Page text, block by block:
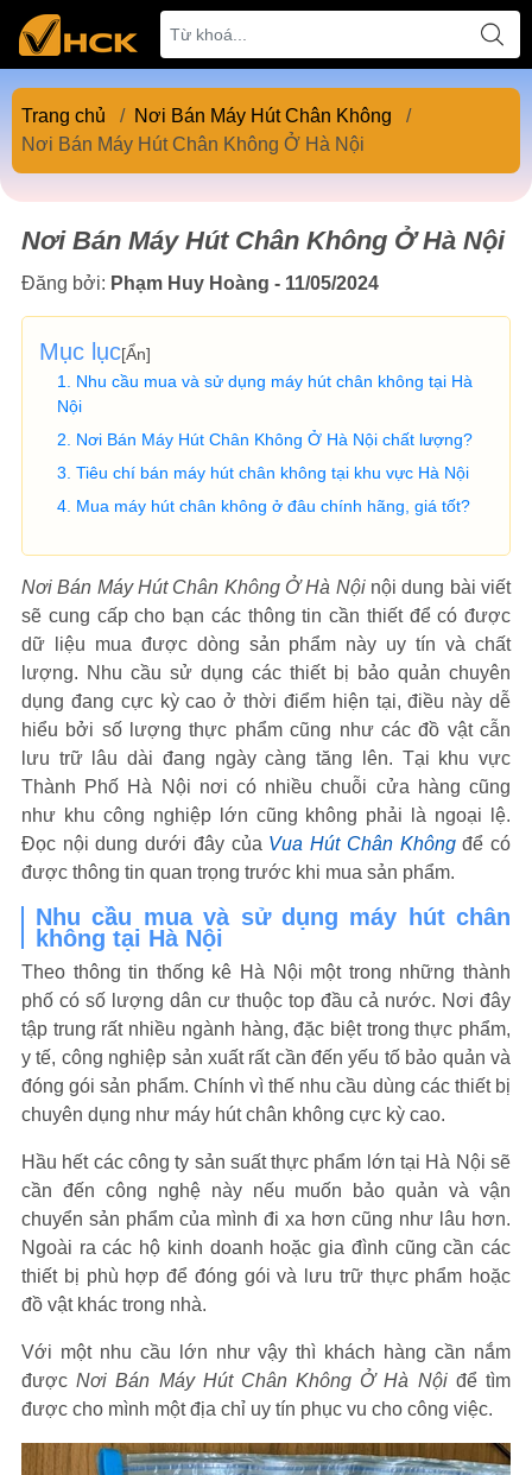
Trang chủ / Nơi Bán Máy Hút Chân Không
/
Nơi Bán Máy Hút Chân Không Ở Hà Nội
Nơi Bán Máy Hút Chân Không Ở Hà Nội
Đăng bởi: Phạm Huy Hoàng - 11/05/2024
Mục lục[Ẩn]
Nhu cầu mua và sử dụng máy hút chân không tại Hà
Nội
Nơi Bán Máy Hút Chân Không Ở Hà Nội chất lượng?
Tiêu chí bán máy hút chân không tại khu vực Hà Nội
Mua máy hút chân không ở đâu chính hãng, giá tốt?
Nơi Bán Máy Hút Chân Không Ở Hà Nội nội dung bài viết
sẽ cung cấp cho bạn các thông tin cần thiết để có được
dữ liệu mua được dòng sản phẩm này uy tín và chất
lượng. Nhu cầu sử dụng các thiết bị bảo quản chuyên
dụng đang cực kỳ cao ở thời điểm hiện tại, điều này dễ
hiểu bởi số lượng thực phẩm cũng như các đồ vật cẫn
lưu trữ lâu dài đang ngày càng tăng lên. Tại khu vực
Thành Phố Hà Nội nơi có nhiều chuỗi cửa hàng cũng
như khu công nghiệp lớn cũng không phải là ngoại lệ.
Đọc nội dung dưới đây của Vua Hút Chân Khôngđể có
được thông tin quan trọng trước khi mua sản phẩm.
Nhu cầu mua và sử dụng máy hút chân
không tại Hà Nội
Theo thông tin thống kê Hà Nội một trong những thành
phố có số lượng dân cư thuộc top đầu cả nước. Nơi đây
tập trung rất nhiều ngành hàng, đặc biệt trong thực phẩm,
y tế, công nghiệp sản xuất rất cần đến yếu tố bảo quản và
đóng gói sản phẩm. Chính vì thế nhu cầu dùng các thiết bị
chuyên dụng như máy hút chân không cực kỳ cao.
Hầu hết các công ty sản suất thực phẩm lớn tại Hà Nội sẽ
cần đến công nghệ này nếu muốn bảo quản và vận
chuyển sản phẩm của mình đi xa hơn cũng như lâu hơn.
Ngoài ra các hộ kinh doanh hoặc gia đình cũng cần các
thiết bị phù hợp để đóng gói và lưu trữ thực phẩm hoặc
đồ vật khác trong nhà.
Với một nhu cầu lớn như vậy thì khách hàng cần nắm
đượcNơi Bán Máy Hút Chân Không Ở Hà Nội để tìm
được cho mình một địa chỉ uy tín phục vu cho công việc.